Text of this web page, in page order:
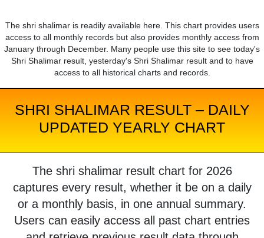
The shri shalimar is readily available here. This chart provides users
access to all monthly records but also provides monthly access from
January through December. Many people use this site to see today's
Shri Shalimar result, yesterday's Shri Shalimar result and to have
access to all historical charts and records.
SHRI SHALIMAR RESULT – DAILY
UPDATED YEARLY CHART
The shri shalimar result chart for 2026
captures every result, whether it be on a daily
or a monthly basis, in one annual summary.
Users can easily access all past chart entries